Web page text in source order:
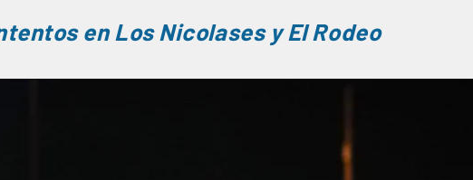
en Los Nicolases y El Rodeo